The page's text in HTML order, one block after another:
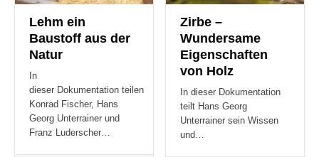
Lehm ein
Baustoff aus der
Natur
In
dieser Dokumentation teilen
Konrad Fischer, Hans
Georg Unterrainer und
Franz Luderscher…
Zirbe –
Wundersame
Eigenschaften
von Holz
In dieser Dokumentation
teilt Hans Georg
Unterrainer sein Wissen
und…